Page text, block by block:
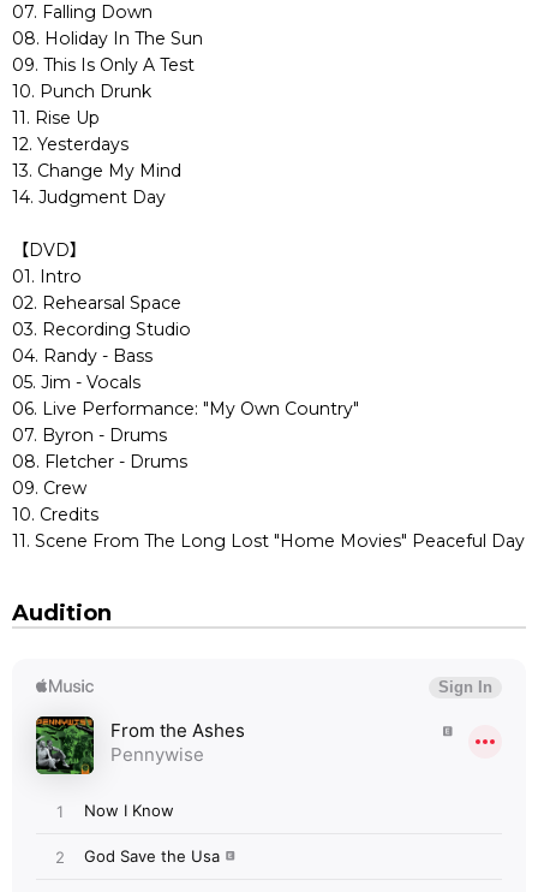
07. Falling Down
08. Holiday In The Sun
09. This Is Only A Test
10. Punch Drunk
11. Rise Up
12. Yesterdays
13. Change My Mind
14. Judgment Day
【DVD】
01. Intro
02. Rehearsal Space
03. Recording Studio
04. Randy - Bass
05. Jim - Vocals
06. Live Performance: "My Own Country"
07. Byron - Drums
08. Fletcher - Drums
09. Crew
10. Credits
11. Scene From The Long Lost "Home Movies" Peaceful Day
Audition